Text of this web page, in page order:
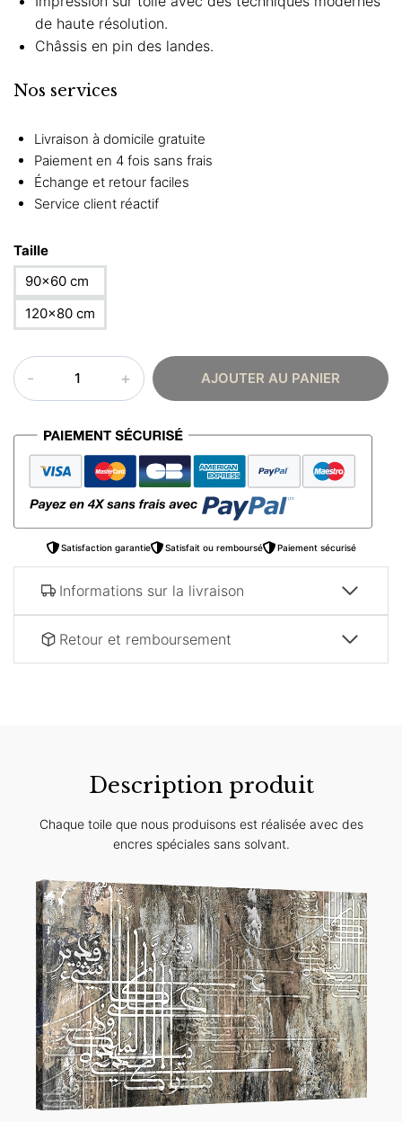
de haute résolution.
Châssis en pin des landes.
Nos services
Livraison à domicile gratuite
Paiement en 4 fois sans frais
Échange et retour faciles
Service client réactif
Taille
90×60 cm
120×80 cm
quantité
de
arabe
Désert
Algérie
AJOUTER AU PANIER
Satisfaction garantie Satisfait ou remboursé Paiement sécurisé
Informations sur la livraison
Retour et remboursement
Description produit
Chaque toile que nous produisons est réalisée avec des
encres spéciales sans solvant.